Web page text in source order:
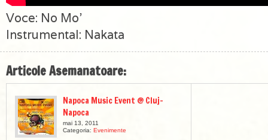
Voce: No Mo’
Instrumental: Nakata
Articole Asemanatoare:
Napoca Music Event @ Cluj-
Napoca
mai 13, 2011
Categoria: Evenimente